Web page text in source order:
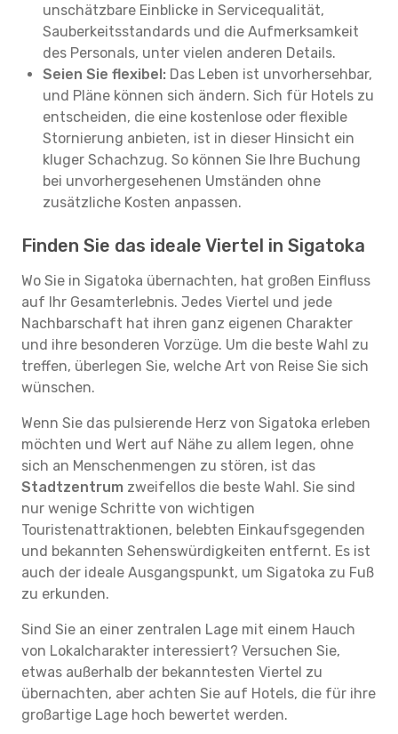
unschätzbare Einblicke in Servicequalität,
Sauberkeitsstandards und die Aufmerksamkeit
des Personals, unter vielen anderen Details.
Seien Sie flexibel: Das Leben ist unvorhersehbar,
und Pläne können sich ändern. Sich für Hotels zu
entscheiden, die eine kostenlose oder flexible
Stornierung anbieten, ist in dieser Hinsicht ein
kluger Schachzug. So können Sie Ihre Buchung
bei unvorhergesehenen Umständen ohne
zusätzliche Kosten anpassen.
Finden Sie das ideale Viertel in Sigatoka
Wo Sie in Sigatoka übernachten, hat großen Einfluss
auf Ihr Gesamterlebnis. Jedes Viertel und jede
Nachbarschaft hat ihren ganz eigenen Charakter
und ihre besonderen Vorzüge. Um die beste Wahl zu
treffen, überlegen Sie, welche Art von Reise Sie sich
wünschen.
Wenn Sie das pulsierende Herz von Sigatoka erleben
möchten und Wert auf Nähe zu allem legen, ohne
sich an Menschenmengen zu stören, ist das
Stadtzentrum zweifellos die beste Wahl. Sie sind
nur wenige Schritte von wichtigen
Touristenattraktionen, belebten Einkaufsgegenden
und bekannten Sehenswürdigkeiten entfernt. Es ist
auch der ideale Ausgangspunkt, um Sigatoka zu Fuß
zu erkunden.
Sind Sie an einer zentralen Lage mit einem Hauch
von Lokalcharakter interessiert? Versuchen Sie,
etwas außerhalb der bekanntesten Viertel zu
übernachten, aber achten Sie auf Hotels, die für ihre
großartige Lage hoch bewertet werden.